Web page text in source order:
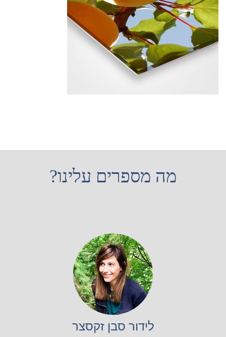
מה מספרים עלינו?
לידור סבן זקסצר